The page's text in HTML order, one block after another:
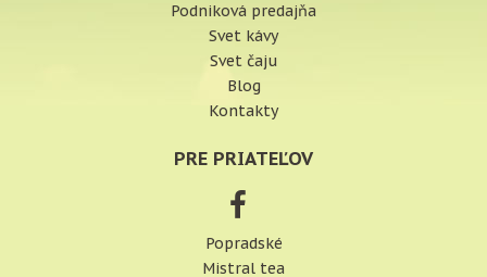
Podniková predajňa
Svet kávy
Svet čaju
Blog
Kontakty
PRE PRIATEĽOV
Popradské
Mistral tea